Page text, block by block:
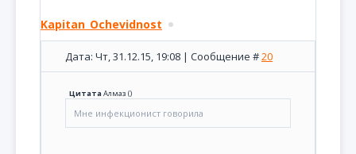
Kapitan_Ochevidnost
Дата: Чт, 31.12.15, 19:08 | Сообщение #20
ЦитатаАлмаз ()
Мне инфекционист говорила